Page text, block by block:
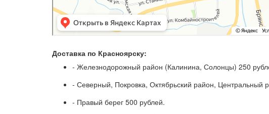
Доставка по Красноярску:
- Железнодорожный район (Калинина, Солонцы) 250
- Северный, Покровка, Октябрьский район, Центральный
- Правый берег 500 рублей.